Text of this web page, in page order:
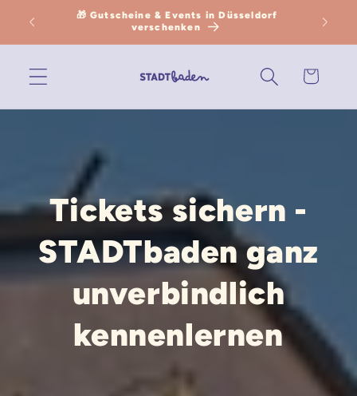
zum
🎁 Gutscheine & Events in Düsseldorf
verschenken
Warenkorb
Tickets sichern -
STADTbaden ganz
unverbindlich
kennenlernen